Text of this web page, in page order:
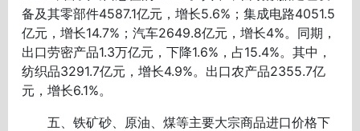
备及其零部件4587.1亿元，增长5.6%；集成电路4051.5
亿元，增长14.7%；汽车2649.8亿元，增长4%。同期，
出口劳密产品1.3万亿元，下降1.6%，占15.4%。其中，
纺织品3291.7亿元，增长4.9%。出口农产品2355.7亿
元，增长6.1%。
五、铁矿砂、原油、煤等主要大宗商品进口价格下